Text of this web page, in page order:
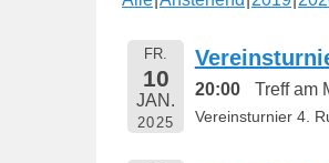
e
FR.
10
JAN.
2025
20:00 Treff am
Vereinsturnier 4.